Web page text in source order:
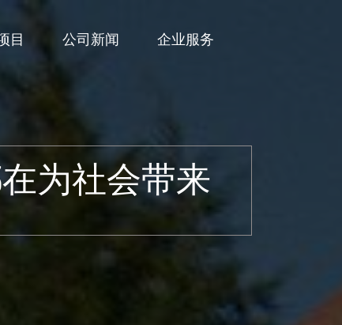
目 公司新闻 企业服务
为社会带来